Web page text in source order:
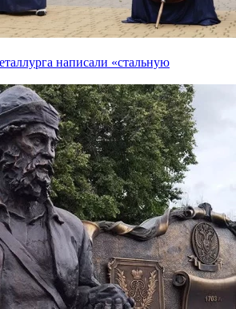
написали «стальную